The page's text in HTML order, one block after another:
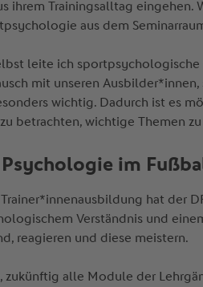
ihrem Trainingsalltag
aus dem
leite ich
mit unseren
wichtig. Dadurch ist es
betrachten, wichtige Themen
im
hat der
Verständnis und
reagieren und diese meistern.
zukünftig alle Module der